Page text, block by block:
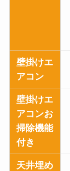
壁掛けエ
アコン
壁掛けエ
アコンお
掃除機能
付き
天井埋め